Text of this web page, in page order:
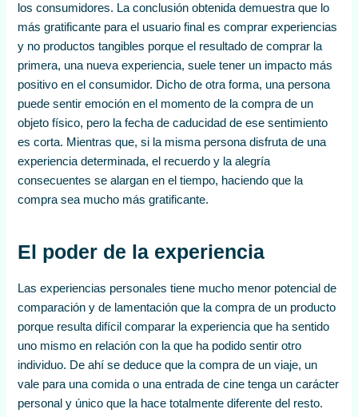
los consumidores. La conclusión obtenida demuestra que lo
más gratificante para el usuario final es comprar experiencias
y no productos tangibles porque el resultado de comprar la
primera, una nueva experiencia, suele tener un impacto más
positivo en el consumidor. Dicho de otra forma, una persona
puede sentir emoción en el momento de la compra de un
objeto físico, pero la fecha de caducidad de ese sentimiento
es corta. Mientras que, si la misma persona disfruta de una
experiencia determinada, el recuerdo y la alegría
consecuentes se alargan en el tiempo, haciendo que la
compra sea mucho más gratificante.
El poder de la experiencia
Las experiencias personales tiene mucho menor potencial de
comparación y de lamentación que la compra de un producto
porque resulta difícil comparar la experiencia que ha sentido
uno mismo en relación con la que ha podido sentir otro
individuo. De ahí se deduce que la compra de un viaje, un
vale para una comida o una entrada de cine tenga un carácter
personal y único que la hace totalmente diferente del resto.